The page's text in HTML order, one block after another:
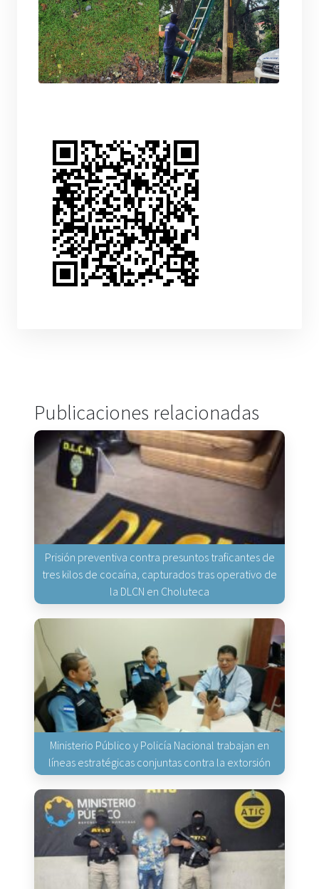
Publicaciones relacionadas
Prisión preventiva contra presuntos traficantes de
tres kilos de cocaína, capturados tras operativo de
la DLCN en Choluteca
Ministerio Público y Policía Nacional trabajan en
líneas estratégicas conjuntas contra la extorsión